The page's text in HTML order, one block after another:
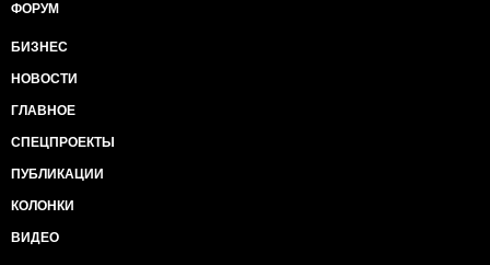
ФОРУМ
БИЗНЕС
НОВОСТИ
ГЛАВНОЕ
СПЕЦПРОЕКТЫ
ПУБЛИКАЦИИ
КОЛОНКИ
ВИДЕО